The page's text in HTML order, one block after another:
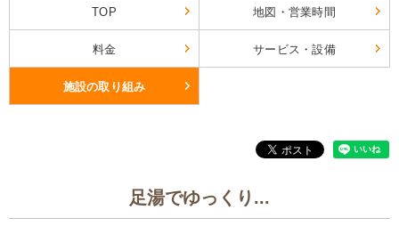
TOP 地図・営業時間
料金 サービス・設備
施設の取り組み
足湯でゆっくり...